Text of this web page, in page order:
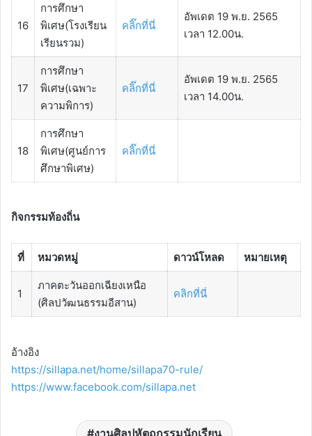
16
การศึกษา
พิเศษ(โรงเรียน
เรียนรวม)
คลิ๊กที่นี่
อัพเดต 19 พ.ย. 2565
เวลา 12.00น.
17
การศึกษา
พิเศษ(เฉพาะ
ความพิการ)
คลิ๊กที่นี่
อัพเดต 19 พ.ย. 2565
เวลา 14.00น.
18
การศึกษา
พิเศษ(ศูนย์การ
ศึกษาพิเศษ)
คลิ๊กที่นี่
กิจกรรมท้องถิ่น
ที่ หมวดหมู่ ดาวน์โหลด หมายเหตุ
1
ภาคตะวันออกเฉียงเหนือ
(ศิลปวัฒนธรรมอีสาน)
คลิกที่นี่
อ้างอิง
https://sillapa.net/home/sillapa70-rule/
https://www.facebook.com/sillapa.net
งานศิลปหัตถกรรมนักเรียน